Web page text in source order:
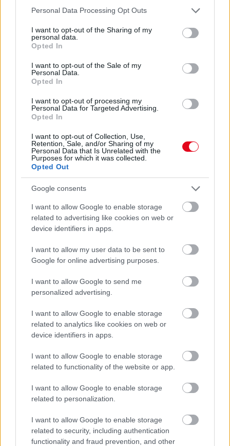
Please note that this website/app uses one or more Google
not limited to your visit or usage behaviour. You may click to
grant or deny consent to Google and its third-party tags to
use your data for below specified purposes in below Google
consent section.
Personal Data Processing Opt Outs
I want to opt-out of the Sharing of my
personal data.
Opted In
I want to opt-out of the Sale of my
Personal Data.
Opted In
I want to opt-out of processing my
Personal Data for Targeted Advertising.
Opted In
I want to opt-out of Collection, Use,
Retention, Sale, and/or Sharing of my
Personal Data that Is Unrelated with the
Purposes for which it was collected.
Opted Out
Google consents
I want to allow Google to enable storage
related to advertising like cookies on web or
device identifiers in apps.
I want to allow my user data to be sent to
Google for online advertising purposes.
I want to allow Google to send me
personalized advertising.
I want to allow Google to enable storage
related to analytics like cookies on web or
device identifiers in apps.
I want to allow Google to enable storage
related to functionality of the website or app.
I want to allow Google to enable storage
related to personalization.
I want to allow Google to enable storage
related to security, including authentication
functionality and fraud prevention, and other
ÉS SOKKAL FINOMABB LESZ A FŐTT KRUMPLI
07. 31.
EZZEL LOCSOLD HETENTE EGYSZER: KÉTSZER
ANNYI VIRÁGOT HOZ MAJD A MUSKÁTLI, HA EZT CSINÁLOD
24 óra
Ezért párásodik be állandóan az ablak – egyszerűbb a
megoldás, mint gondolnád
Nem ecettel és nem szódabikarbónával: ezzel lesz
újra csillogó a vízköves csap